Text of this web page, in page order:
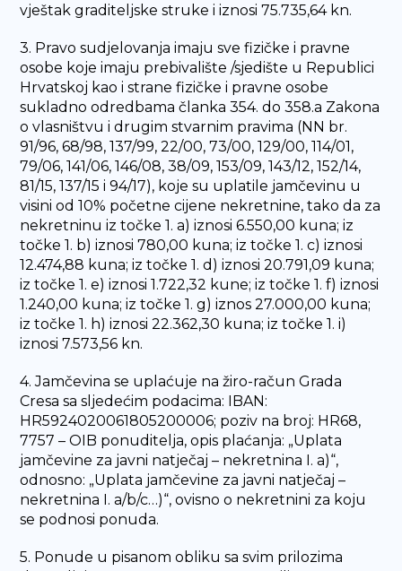
vještak graditeljske struke i iznosi 75.735,64 kn.
3. Pravo sudjelovanja imaju sve fizičke i pravne
osobe koje imaju prebivalište /sjedište u Republici
Hrvatskoj kao i strane fizičke i pravne osobe
sukladno odredbama članka 354. do 358.a Zakona
o vlasništvu i drugim stvarnim pravima (NN br.
91/96, 68/98, 137/99, 22/00, 73/00, 129/00, 114/01,
79/06, 141/06, 146/08, 38/09, 153/09, 143/12, 152/14,
81/15, 137/15 i 94/17), koje su uplatile jamčevinu u
visini od 10% početne cijene nekretnine, tako da za
nekretninu iz točke 1. a) iznosi 6.550,00 kuna; iz
točke 1. b) iznosi 780,00 kuna; iz točke 1. c) iznosi
12.474,88 kuna; iz točke 1. d) iznosi 20.791,09 kuna;
iz točke 1. e) iznosi 1.722,32 kune; iz točke 1. f) iznosi
1.240,00 kuna; iz točke 1. g) iznos 27.000,00 kuna;
iz točke 1. h) iznosi 22.362,30 kuna; iz točke 1. i)
iznosi 7.573,56 kn.
4. Jamčevina se uplaćuje na žiro-račun Grada
Cresa sa sljedećim podacima: IBAN:
HR5924020061805200006; poziv na broj: HR68,
7757 – OIB ponuditelja, opis plaćanja: „Uplata
jamčevine za javni natječaj – nekretnina I. a)“,
odnosno: „Uplata jamčevine za javni natječaj –
nekretnina I. a/b/c…)“, ovisno o nekretnini za koju
se podnosi ponuda.
5. Ponude u pisanom obliku sa svim prilozima